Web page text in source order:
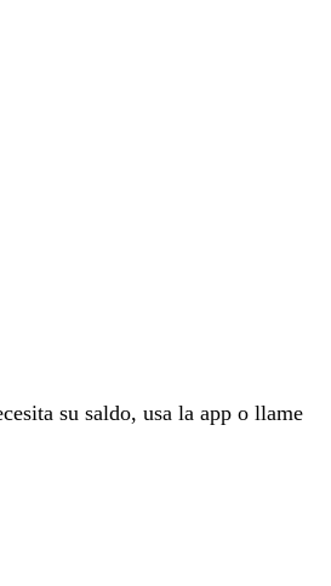
su saldo, usa la app o llame